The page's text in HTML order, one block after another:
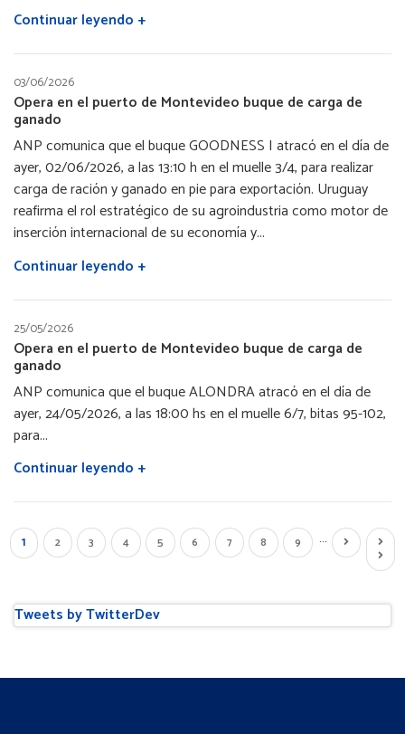
Continuar leyendo +
03/06/2026
Opera en el puerto de Montevideo buque de carga de
ganado
ANP comunica que el buque GOODNESS I atracó en el día de
ayer, 02/06/2026, a las 13:10 h en el muelle 3/4, para realizar
carga de ración y ganado en pie para exportación. Uruguay
reafirma el rol estratégico de su agroindustria como motor de
inserción internacional de su economía y...
Continuar leyendo +
25/05/2026
Opera en el puerto de Montevideo buque de carga de
ganado
ANP comunica que el buque ALONDRA atracó en el día de
ayer, 24/05/2026, a las 18:00 hs en el muelle 6/7, bitas 95-102,
para...
Continuar leyendo +
Página
actual
1 Page
2 Page
3 Page
4 Page
5 Page
6 Page
7 Page
8 Page
9 … Siguiente
página
Tweets by TwitterDev